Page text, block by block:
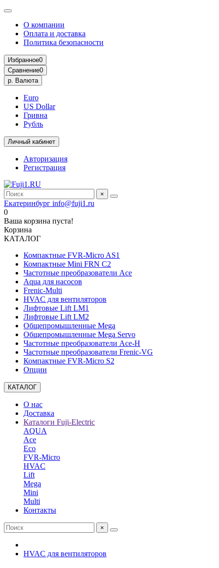
О компании
Оплата и доставка
Политика безопасности
Избранное0
Сравнение0
р. Валюта
Euro
US Dollar
Гривна
Рубль
Личный кабинет
Авторизация
Регистрация
×
Екатеринбург info@fuji1.ru
0
Ваша корзина пуста!
Корзина
КАТАЛОГ
Компактные FVR-Micro AS1
Компактные Mini FRN C2
Частотные преобразователи Ace
Aqua для насосов
Frenic-Multi
HVAC для вентиляторов
Лифтовые Lift LM1
Лифтовые Lift LM2
Общепромышленные Mega
Общепромышленные Mega Servo
Частотные преобразователи Ace-H
Частотные преобразователи Frenic-VG
Компактные FVR-Micro S2
Опции
КАТАЛОГ
О нас
Доставка
Каталоги Fuji-Electric
AQUA
Ace
Eco
FVR-Micro
HVAC
Lift
Mega
Mini
Multi
Контакты
×
HVAC для вентиляторов